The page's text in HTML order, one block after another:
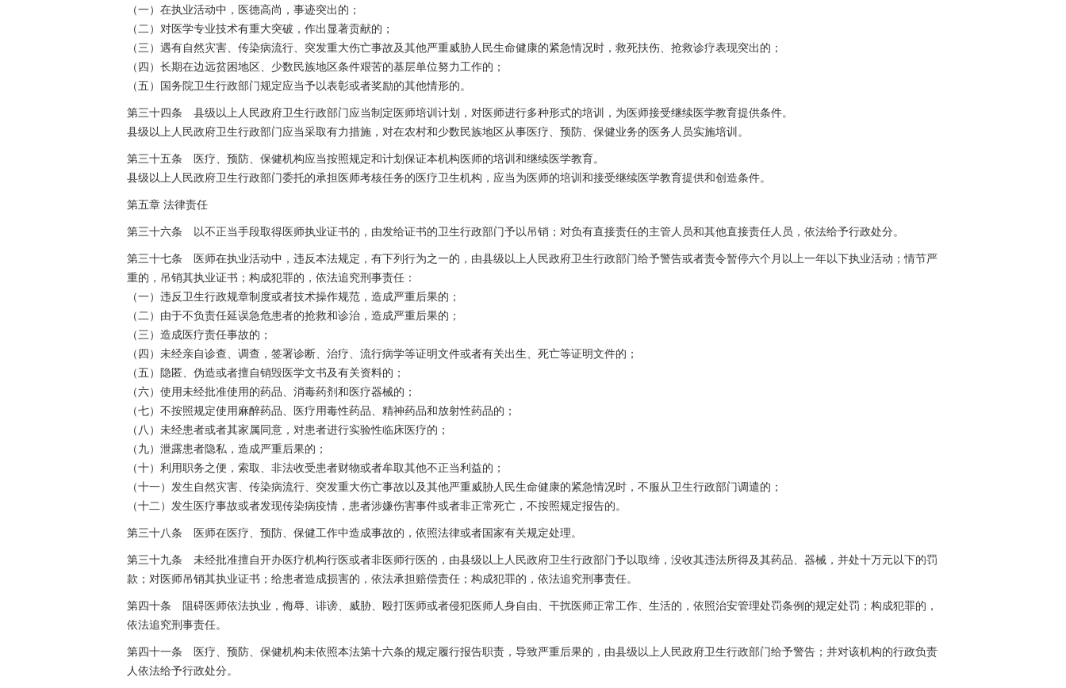
（一）在执业活动中，医德高尚，事迹突出的；
（二）对医学专业技术有重大突破，作出显著贡献的；
（三）遇有自然灾害、传染病流行、突发重大伤亡事故及其他严重威胁人民生命健康的紧急情况时，救死扶伤、抢救诊疗表现突出的；
（四）长期在边远贫困地区、少数民族地区条件艰苦的基层单位努力工作的；
（五）国务院卫生行政部门规定应当予以表彰或者奖励的其他情形的。
第三十四条 县级以上人民政府卫生行政部门应当制定医师培训计划，对医师进行多种形式的培训，为医师接受继续医学教育提供条件。
县级以上人民政府卫生行政部门应当采取有力措施，对在农村和少数民族地区从事医疗、预防、保健业务的医务人员实施培训。
第三十五条 医疗、预防、保健机构应当按照规定和计划保证本机构医师的培训和继续医学教育。
县级以上人民政府卫生行政部门委托的承担医师考核任务的医疗卫生机构，应当为医师的培训和接受继续医学教育提供和创造条件。
第五章 法律责任
第三十六条 以不正当手段取得医师执业证书的，由发给证书的卫生行政部门予以吊销；对负有直接责任的主管人员和其他直接责任人员，依法给予行政处分。
第三十七条 医师在执业活动中，违反本法规定，有下列行为之一的，由县级以上人民政府卫生行政部门给予警告或者责令暂停六个月以上一年以下执业活动；情节严
重的，吊销其执业证书；构成犯罪的，依法追究刑事责任：
（一）违反卫生行政规章制度或者技术操作规范，造成严重后果的；
（二）由于不负责任延误急危患者的抢救和诊治，造成严重后果的；
（三）造成医疗责任事故的；
（四）未经亲自诊查、调查，签署诊断、治疗、流行病学等证明文件或者有关出生、死亡等证明文件的；
（五）隐匿、伪造或者擅自销毁医学文书及有关资料的；
（六）使用未经批准使用的药品、消毒药剂和医疗器械的；
（七）不按照规定使用麻醉药品、医疗用毒性药品、精神药品和放射性药品的；
（八）未经患者或者其家属同意，对患者进行实验性临床医疗的；
（九）泄露患者隐私，造成严重后果的；
（十）利用职务之便，索取、非法收受患者财物或者牟取其他不正当利益的；
（十一）发生自然灾害、传染病流行、突发重大伤亡事故以及其他严重威胁人民生命健康的紧急情况时，不服从卫生行政部门调遣的；
（十二）发生医疗事故或者发现传染病疫情，患者涉嫌伤害事件或者非正常死亡，不按照规定报告的。
第三十八条 医师在医疗、预防、保健工作中造成事故的，依照法律或者国家有关规定处理。
第三十九条 未经批准擅自开办医疗机构行医或者非医师行医的，由县级以上人民政府卫生行政部门予以取缔，没收其违法所得及其药品、器械，并处十万元以下的罚
款；对医师吊销其执业证书；给患者造成损害的，依法承担赔偿责任；构成犯罪的，依法追究刑事责任。
第四十条 阻碍医师依法执业，侮辱、诽谤、威胁、殴打医师或者侵犯医师人身自由、干扰医师正常工作、生活的，依照治安管理处罚条例的规定处罚；构成犯罪的，
依法追究刑事责任。
第四十一条 医疗、预防、保健机构未依照本法第十六条的规定履行报告职责，导致严重后果的，由县级以上人民政府卫生行政部门给予警告；并对该机构的行政负责
人依法给予行政处分。